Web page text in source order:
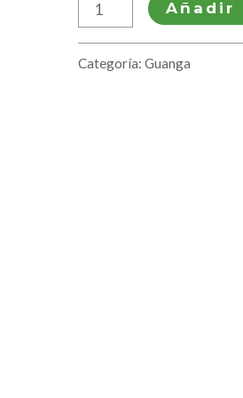
Añadir
Categoría:Guanga